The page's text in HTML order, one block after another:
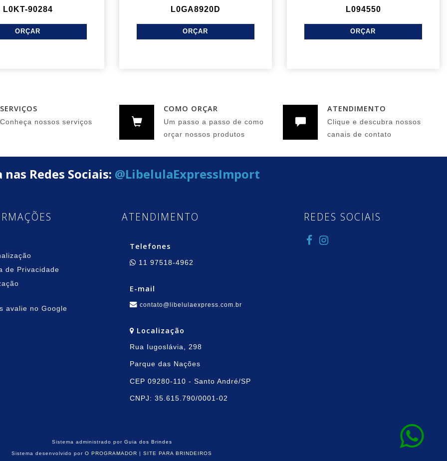
L0KT-90284 L0GA8920D L094550
SERVIÇOS
Conheça nossos serviços
COMO ORÇAR
Um passo a passo de como
orçar nossos produtos
ATENDIMENTO
Clique e descubra nossos
canais de contato
Redes Sociais: @LibelulaExpressImport
de Privacidade
avalie no Google
ATENDIMENTO
Telefones
11 97518-4962
E-mail
contato@libelulaexpress.com.br
Localização
Rua Iugoslávia, 298
Parque das Nações
CEP 09280-110 - Santo André/SP
CNPJ: 35.615.790/0001-02
REDES SOCIAIS
Sistema administrado por Guia dos Brindes
Sistema desenvolvido por O PROGRAMADOR | SITE PARA BRINDEIROS